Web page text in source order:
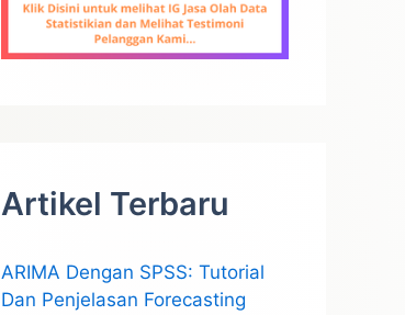
Artikel Terbaru
ARIMA Dengan SPSS: Tutorial
Dan Penjelasan Forecasting